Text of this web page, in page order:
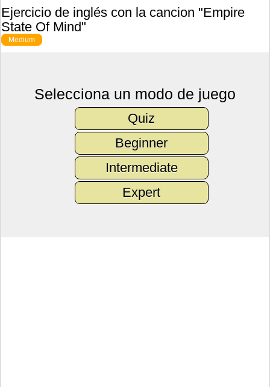
Ejercicio de inglés con la cancion "Empire
State Of Mind"
Medium
Selecciona un modo de juego
Quiz
Beginner
Intermediate
Expert